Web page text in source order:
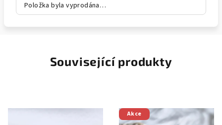
Položka byla vyprodána…
Související produkty
Akce